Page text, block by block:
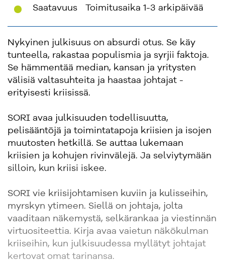
Saatavuus
Toimitusaika 1-3 arkipäivää
Nykyinen julkisuus on absurdi otus. Se käy
tunteella, rakastaa populismia ja syrjii faktoja.
Se hämmentää median, kansan ja yritysten
välisiä valtasuhteita ja haastaa johtajat -
erityisesti kriisissä.
SORI avaa julkisuuden todellisuutta,
pelisääntöjä ja toimintatapoja kriisien ja isojen
muutosten hetkillä. Se auttaa lukemaan
kriisien ja kohujen rivinvälejä. Ja selviytymään
silloin, kun kriisi iskee.
SORI vie kriisijohtamisen kuviin ja kulisseihin,
myrskyn ytimeen. Siellä on johtaja, jolta
vaaditaan näkemystä, selkärankaa ja viestinnän
virtuositeettia. Kirja avaa vaietun näkökulman
kriiseihin, kun julkisuudessa myllätyt johtajat
kertovat omat tarinansa.